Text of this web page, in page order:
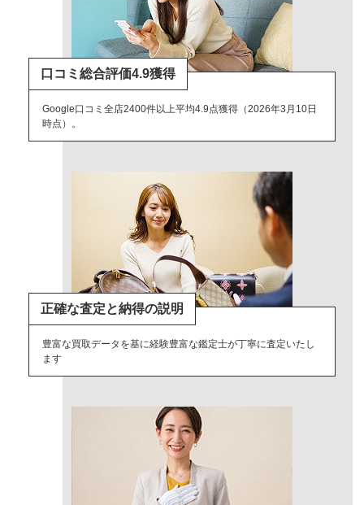
口コミ総合評価4.9獲得
Google口コミ全店2400件以上平均4.9点獲得（2026年3月10日
時点）。
正確な査定と納得の説明
豊富な買取データを基に経験豊富な鑑定士が丁寧に査定いたし
ます